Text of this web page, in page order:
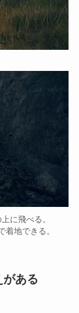
に飛べる。
着地できる。
ある